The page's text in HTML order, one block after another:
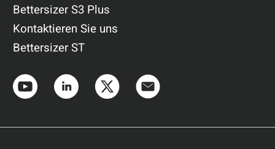
Bettersizer S3 Plus
Kontaktieren Sie uns
Bettersizer ST